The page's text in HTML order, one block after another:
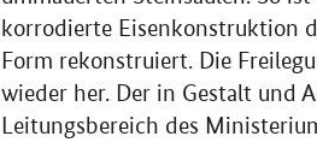
korrodierte Eisenkonstruktion
Form rekonstruiert. Die
wieder her. Der in Gestalt und
Leitungsbereich des